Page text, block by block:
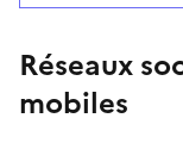
Réseaux
mobiles